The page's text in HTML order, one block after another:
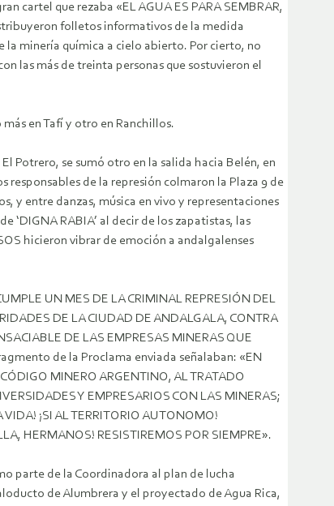
cartel que rezaba «EL AGUA ES PARA SEMBRAR,
folletos informativos de la medida
la minería química a cielo abierto. Por cierto, no
las más de treinta personas que sostuvieron el
en Tafí y otro en Ranchillos.
Potrero, se sumó otro en la salida hacia Belén, en
de la represión colmaron la Plaza 9 de
y entre danzas, música en vivo y representaciones
RABIA’ al decir de los zapatistas, las
hicieron vibrar de emoción a andalgalenses
UN MES DE LA CRIMINAL REPRESIÓN DEL
DE LA CIUDAD DE ANDALGALA, CONTRA
DE LAS EMPRESAS MINERAS QUE
de la Proclama enviada señalaban: «EN
MINERO ARGENTINO, AL TRATADO
Y EMPRESARIOS CON LAS MINERAS;
¡SI AL TERRITORIO AUTONOMO!
HERMANOS! RESISTIREMOS POR SIEMPRE».
parte de la Coordinadora al plan de lucha
de Alumbrera y el proyectado de Agua Rica,